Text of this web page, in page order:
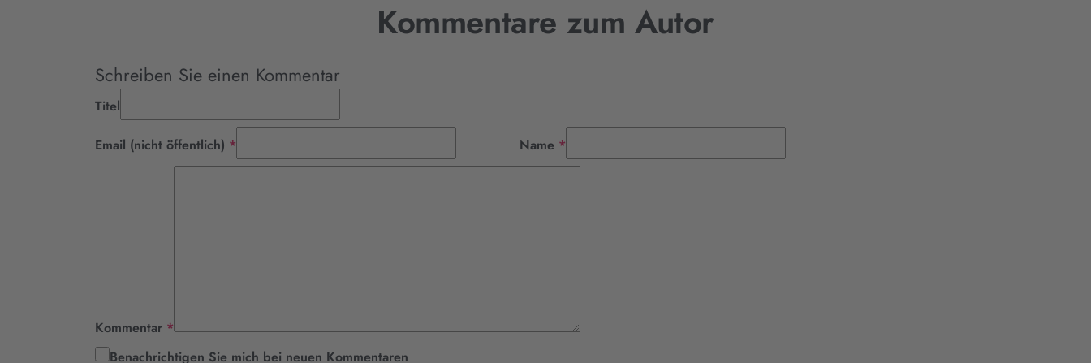
Kommentare zum Autor
Schreiben Sie einen Kommentar
Titel
Email (nicht öffentlich) * Name *Pflichtfeld
Kommentar *Pflichtfeld
Benachrichtigen Sie mich bei neuen Kommentaren